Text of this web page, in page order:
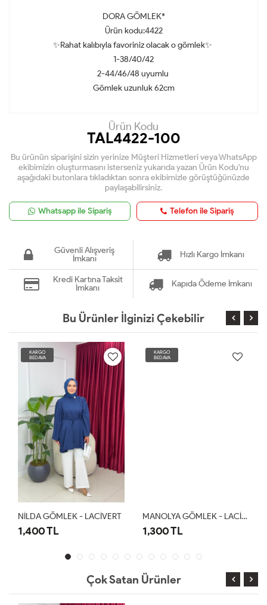
DORA GÖMLEK*
Ürün kodu:4422
✨Rahat kalıbıyla favoriniz olacak o gömlek✨
1-38/40/42
2-44/46/48 uyumlu
Gömlek uzunluk 62cm
Ürün Kodu
TAL4422-100
Bu ürünün siparişini sizin yerinize Müşteri Hizmetleri veya WhatsApp
ekibimizin oluşturmasını isterseniz yukarıda yazan Ürün Kodu'nu
aşağıdaki butonlara tıkladıktan sonra ekibimizle görüştüğünüzde
paylaşabilirsiniz.
Whatsapp ile Sipariş Telefon ile Sipariş
Güvenli Alışveriş
İmkanı
Hızlı Kargo İmkanı
Kredi Kartına Taksit
İmkanı
Kapıda Ödeme İmkanı
Bu Ürünler İlginizi Çekebilir
KARGO
BEDAVA
NİLDA GÖMLEK - LACİVERT
1,400 TL
KARGO
BEDAVA
MANOLYA GÖMLEK - LACİVERT
1,300 TL
Çok Satan Ürünler